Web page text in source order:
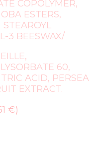
COPOLYMER,
ESTERS,
STEAROYL
3 BEESWAX/
60,
ACID, PERSEA
EXTRACT.
€)